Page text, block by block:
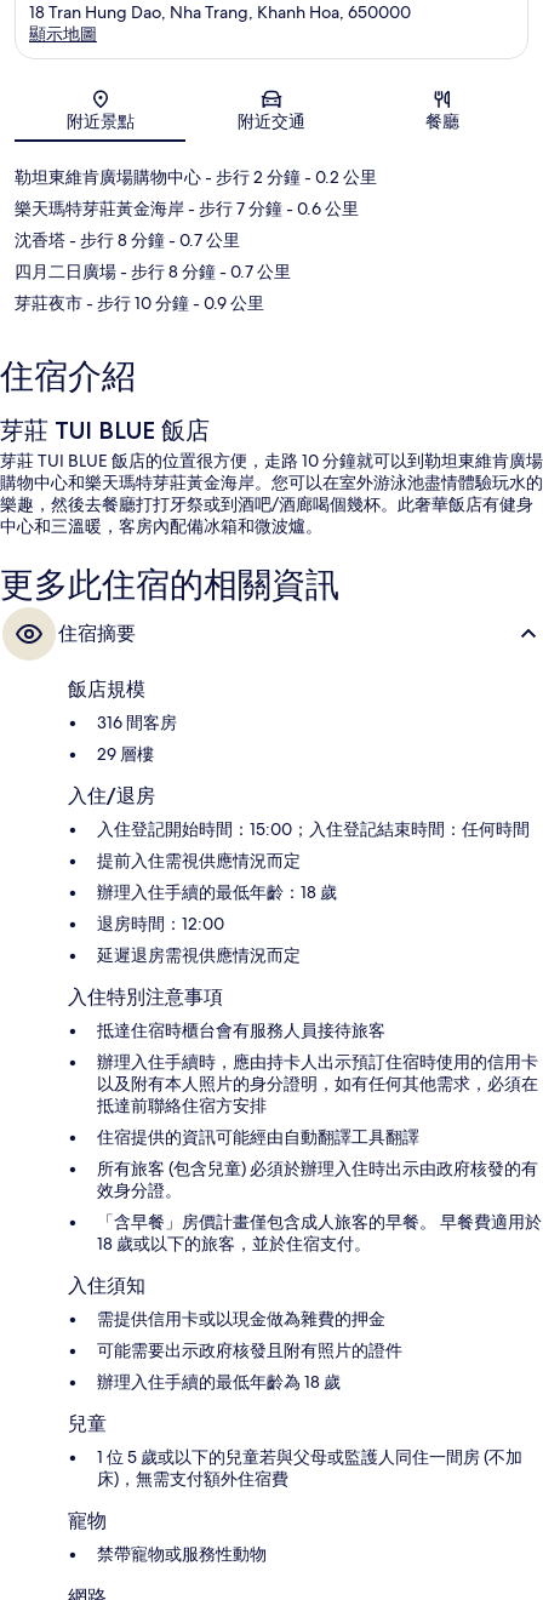
地圖
18 Tran Hung Dao, Nha Trang, Khanh Hoa, 650000
顯示地圖
附近景點 附近交通 餐廳
勒坦東維肯廣場購物中心- 步行 2 分鐘- 0.2 公里
樂天瑪特芽莊黃金海岸- 步行 7 分鐘- 0.6 公里
沈香塔- 步行 8 分鐘- 0.7 公里
四月二日廣場- 步行 8 分鐘- 0.7 公里
芽莊夜市- 步行 10 分鐘- 0.9 公里
住宿介紹
芽莊 TUI BLUE 飯店
芽莊 TUI BLUE 飯店的位置很方便，走路 10 分鐘就可以到勒坦東維肯廣場
購物中心和樂天瑪特芽莊黃金海岸。您可以在室外游泳池盡情體驗玩水的
樂趣，然後去餐廳打打牙祭或到酒吧/酒廊喝個幾杯。此奢華飯店有健身
中心和三溫暖，客房內配備冰箱和微波爐。
更多此住宿的相關資訊
住宿摘要
飯店規模
316 間客房
29 層樓
入住/退房
入住登記開始時間：15:00；入住登記結束時間：任何時間
提前入住需視供應情況而定
辦理入住手續的最低年齡：18 歲
退房時間：12:00
延遲退房需視供應情況而定
入住特別注意事項
抵達住宿時櫃台會有服務人員接待旅客
辦理入住手續時，應由持卡人出示預訂住宿時使用的信用卡
以及附有本人照片的身分證明，如有任何其他需求，必須在
抵達前聯絡住宿方安排
住宿提供的資訊可能經由自動翻譯工具翻譯
所有旅客 (包含兒童) 必須於辦理入住時出示由政府核發的有
效身分證。
「含早餐」房價計畫僅包含成人旅客的早餐。 早餐費適用於
18 歲或以下的旅客，並於住宿支付。
入住須知
需提供信用卡或以現金做為雜費的押金
可能需要出示政府核發且附有照片的證件
辦理入住手續的最低年齡為 18 歲
兒童
1 位 5 歲或以下的兒童若與父母或監護人同住一間房 (不加
床)，無需支付額外住宿費
寵物
禁帶寵物或服務性動物